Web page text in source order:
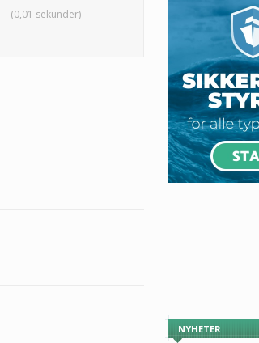
(0,01 sekunder)
NYHETER